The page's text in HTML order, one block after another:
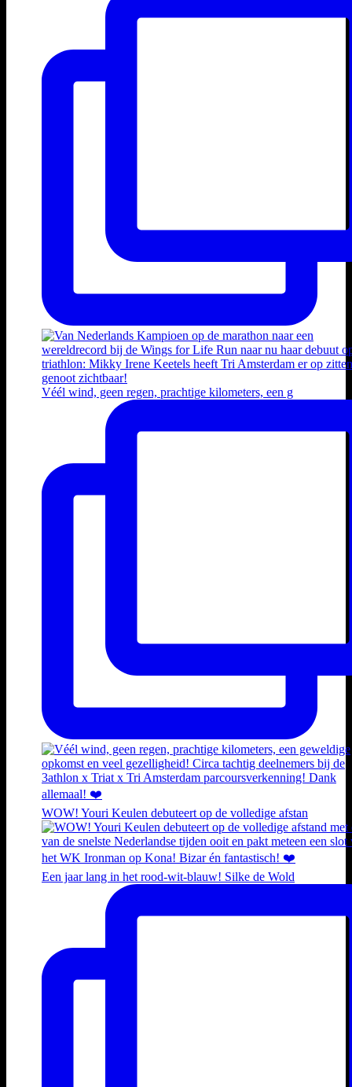
Véél wind, geen regen, prachtige kilometers, een g
WOW! Youri Keulen debuteert op de volledige afstan
Een jaar lang in het rood-wit-blauw! Silke de Wold